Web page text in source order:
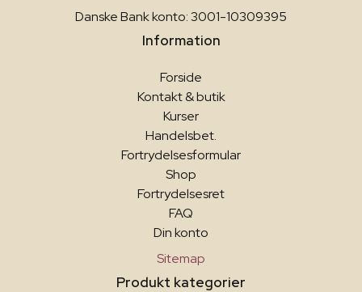
Danske Bank konto: 3001-10309395
Information
Forside
Kontakt & butik
Kurser
Handelsbet.
Fortrydelsesformular
Shop
Fortrydelsesret
FAQ
Din konto
Sitemap
Produkt kategorier